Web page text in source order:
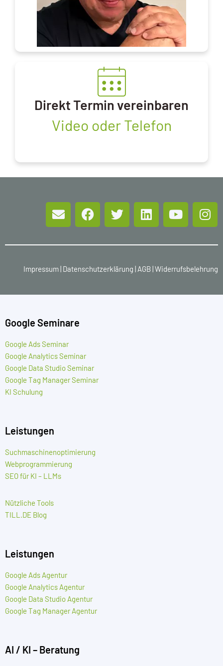
Direkt Termin vereinbaren
Video oder Telefon
Impressum| Datenschutzerklärung | AGB|Widerrufsbelehrung
Google Seminare
Google Ads Seminar
Google Analytics Seminar
Google Data Studio Seminar
Google Tag Manager Seminar
KI Schulung
Leistungen
Suchmaschinenoptimierung
Webprogrammierung
SEO für KI – LLMs
Nützliche Tools
TILL.DE Blog
Leistungen
Google Ads Agentur
Google Analytics Agentur
Google Data Studio Agentur
Google Tag Manager Agentur
AI / KI – Beratung